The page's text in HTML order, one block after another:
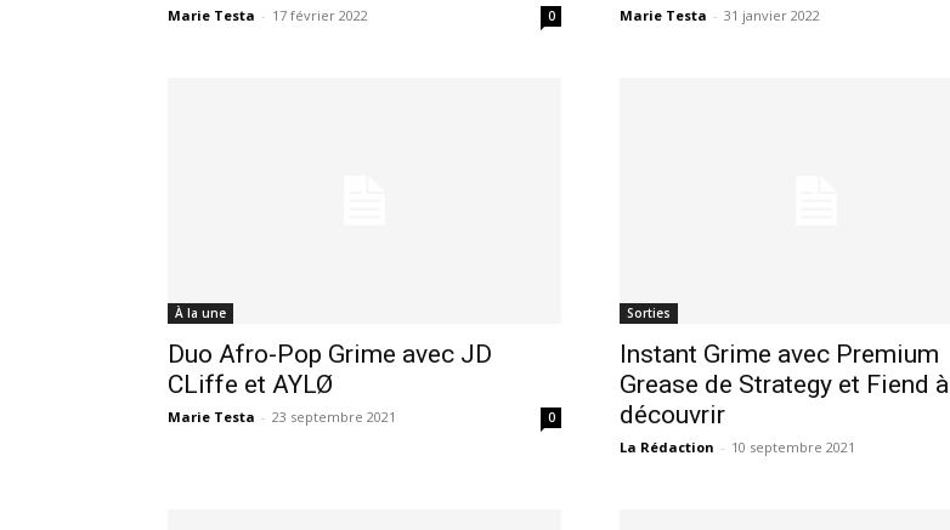
Marie Testa - 17 février 2022 0 Marie Testa - 31 janvier 2022
À la une
Duo Afro-Pop Grime avec JD
CLiffe et AYLØ
Marie Testa - 23 septembre 2021 0
Sorties
Instant Grime avec Premium
Grease de Strategy et Fiend à
découvrir
La Rédaction - 10 septembre 2021